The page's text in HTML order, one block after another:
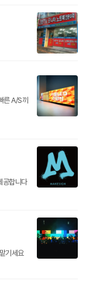
른 A/S까
공합니다
기세요